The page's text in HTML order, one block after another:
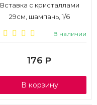
Вставка с кристаллами
29см, шампань, 1/6
В наличии
176 Р
В корзину